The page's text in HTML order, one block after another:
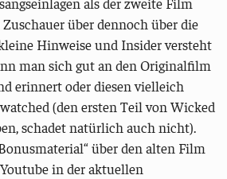
über dennoch über die
Hinweise und Insider versteht
man sich gut an den Originalfilm
erinnert oder diesen vielleich
(den ersten Teil von Wicked
schadet natürlich auch nicht).
über den alten Film
in der aktuellen